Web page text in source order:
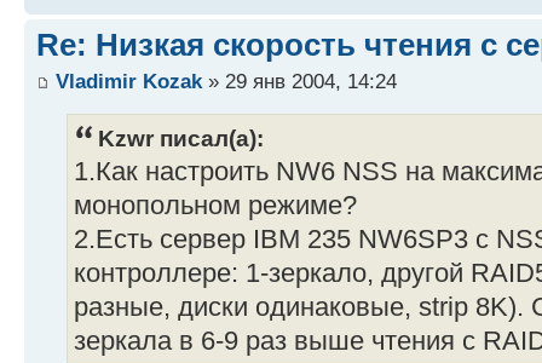
Re: Низкая скорость чтения с
Vladimir Kozak » 29 янв 2004, 14:24
Kzwr писал(а):
1.Как настроить NW6 NSS на
монопольном режиме?
2.Есть сервер IBM 235 NW6SP3 c
контроллере: 1-зеркало, другой
разные, диски одинаковые, strip 8K).
зеркала в 6-9 раз выше чтения с